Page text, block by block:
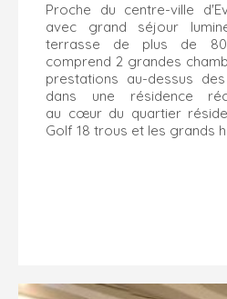
Proche du centre-ville
avec grand séjour
terrasse de plus de
comprend 2 grandes
prestations au-dessus
dans une résidence
au cœur du quartier
Golf 18 trous et les grands